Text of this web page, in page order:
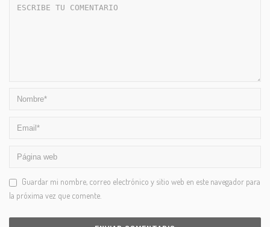
Guardar mi nombre, correo electrónico y sitio web en este navegador para
la próxima vez que comente.